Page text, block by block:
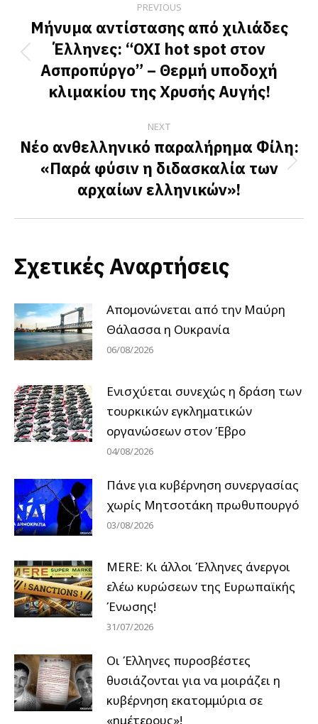
navigation
PREVIOUS
Previous
post:
Μήνυμα αντίστασης από χιλιάδες
Έλληνες: “ΟΧΙ hot spot στον
Ασπροπύργο” – Θερμή υποδοχή
κλιμακίου της Χρυσής Αυγής!
NEXT
Next
post:
Νέο ανθελληνικό παραλήρημα Φίλη:
«Παρά φύσιν η διδασκαλία των
αρχαίων ελληνικών»!
Σχετικές Αναρτήσεις
Απομονώνεται από την Μαύρη
Θάλασσα η Ουκρανία
06/08/2026
Ενισχύεται συνεχώς η δράση των
τουρκικών εγκληματικών
οργανώσεων στον Έβρο
04/08/2026
Πάνε για κυβέρνηση συνεργασίας
χωρίς Μητσοτάκη πρωθυπουργό
03/08/2026
MERE: Κι άλλοι Έλληνες άνεργοι
ελέω κυρώσεων της Ευρωπαϊκής
Ένωσης!
31/07/2026
Οι Έλληνες πυροσβέστες
θυσιάζονται για να μοιράζει η
κυβέρνηση εκατομμύρια σε
«ημέτερους»!